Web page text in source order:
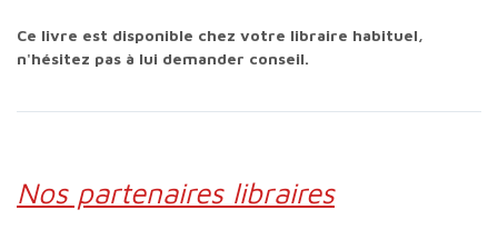
Ce livre est disponible chez votre libraire habituel,
n'hésitez pas à lui demander conseil.
Nos partenaires libraires